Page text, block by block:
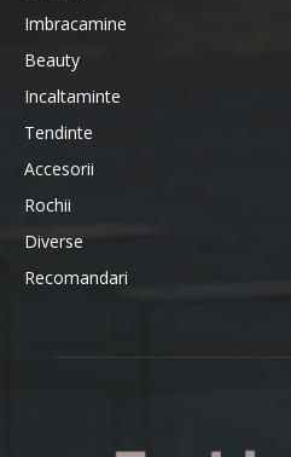
Imbracamine
Beauty
Incaltaminte
Tendinte
Accesorii
Rochii
Diverse
Recomandari